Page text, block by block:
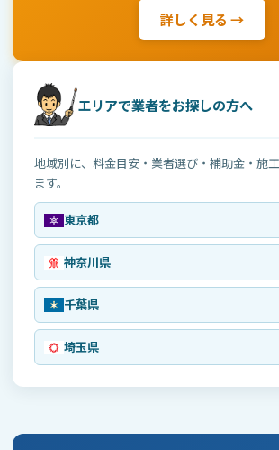
書類、データ、添付ファイル等の適
委託先の適切な選定および監督
8. 個人情報の保管期間
成に必要な期間、または法令・契約・
保存期間に限り保管します。 不要とな
については、適切な方法により削除ま
す。
9. Cookie等の利用について
当サイトでは、利便性の向上、アクセス
握、サイト改善等のため、Cookieその
利用する場合があります。 Cookieによ
お客様は、ブラウザの設定により
詳しく見る →
エリアで業者をお探しの方へ
地域別に、料金目安・業者選び・補助金・施
ます。
東京都
神奈川県
千葉県
埼玉県